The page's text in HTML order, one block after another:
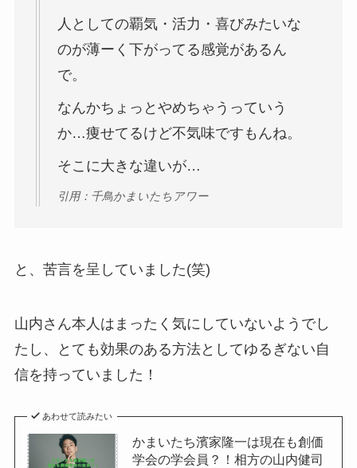
人としての覇気・活力・喜びみたいな
のが薄ーく下がってる感覚があるん
で。
なんかちょっとやめちゃうっていう
か…痩せてるけど不気味ですもんね。
そこに大きな違いが…
引用：千鳥かまいたちアワー
と、苦言を呈していました(笑)
山内さん本人はまったく気にしていないようでし
たし、とても効果のある方法としてゆるぎない自
信を持っていました！
あわせて読みたい
かまいたち濱家隆一は現在も創価
学会の学会員？！相方の山内健司